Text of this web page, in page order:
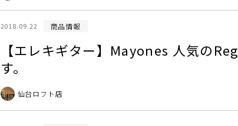
2018.09.22 商品情報
【エレキギター】Mayones 人気の
す。
仙台ロフト店